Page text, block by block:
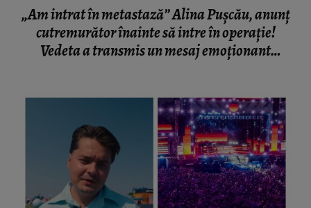
„Am intrat în metastază” Alina Pușcău, anunț
cutremurător înainte să intre în operație!
Vedeta a transmis un mesaj emoționant